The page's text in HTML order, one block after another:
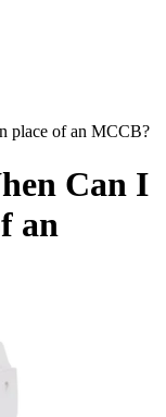
place of an MCCB?
Can I
an